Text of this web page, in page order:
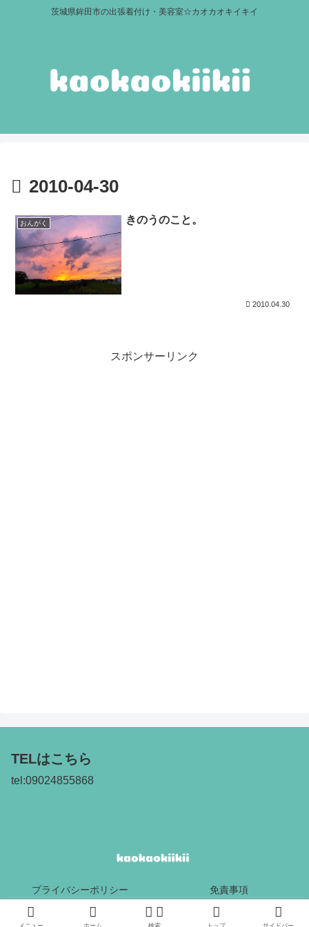
茨城県鉾田市の出張着付け・美容室☆カオカオキイキイ
2010-04-30
おんがく きのうのこと。
2010.04.30
スポンサーリンク
TELはこちら
tel:09024855868
プライバシーポリシー 免責事項
Copyright © 2017 kaokaokiikii All Rights Reserved.
メニュー ホーム 検索 トップ サイドバー